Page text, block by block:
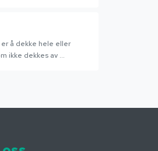
å dekke hele eller
ikke dekkes av ...